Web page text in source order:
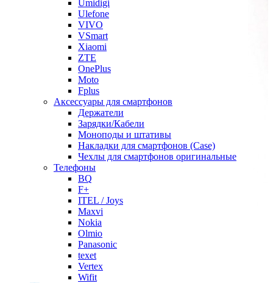
Umidigi
Ulefone
VIVO
VSmart
Xiaomi
ZTE
OnePlus
Moto
Fplus
Аксессуары для смартфонов
Держатели
Зарядки/Кабели
Моноподы и штативы
Накладки для смартфонов (Case)
Чехлы для смартфонов оригинальные
Телефоны
BQ
F+
ITEL / Joys
Maxvi
Nokia
Olmio
Panasonic
texet
Vertex
Wifit